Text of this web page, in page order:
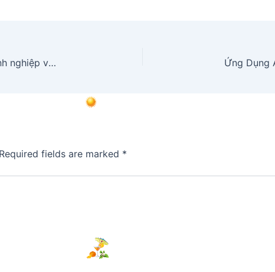
Ứng dụng AI & Automation trong Quản trị Doanh nghiệp với ODOO ERP: Tối Ưu Lợi Nhuận, Giảm Chi Phí
Required fields are marked *